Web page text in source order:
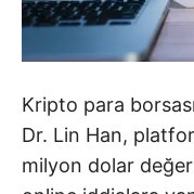
Kripto para
Dr. Lin Han,
milyon dolar